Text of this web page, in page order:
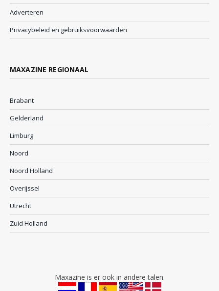
Adverteren
Privacybeleid en gebruiksvoorwaarden
MAXAZINE REGIONAAL
Brabant
Gelderland
Limburg
Noord
Noord Holland
Overijssel
Utrecht
Zuid Holland
Maxazine is er ook in andere talen: